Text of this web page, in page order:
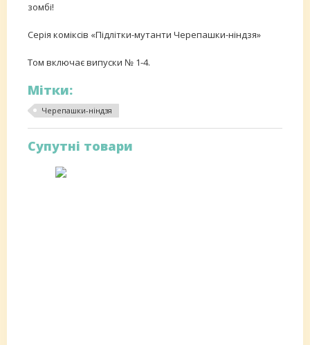
зомбі!
Серія коміксів «Підлітки-мутанти Черепашки-ніндзя»
Том включає випуски № 1-4.
Мітки:
Черепашки-ніндзя
Супутні товари